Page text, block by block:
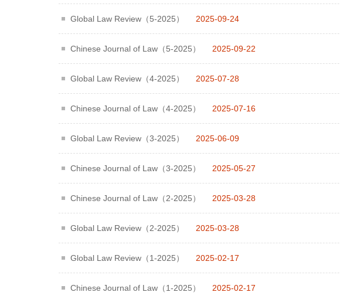
Global Law Review（5-2025） 2025-09-24
Chinese Journal of Law（5-2025） 2025-09-22
Global Law Review（4-2025） 2025-07-28
Chinese Journal of Law（4-2025） 2025-07-16
Global Law Review（3-2025） 2025-06-09
Chinese Journal of Law（3-2025） 2025-05-27
Chinese Journal of Law（2-2025） 2025-03-28
Global Law Review（2-2025） 2025-03-28
Global Law Review（1-2025） 2025-02-17
Chinese Journal of Law（1-2025） 2025-02-17